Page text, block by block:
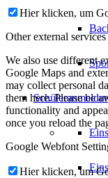
Hier klicken, um
Other external services
We also use different
Google Maps and
may collect personal
them here. Please be
functionality and
once you reload the
Google Webfont
Hier klicken, um